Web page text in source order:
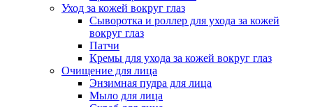
Уход за кожей вокруг глаз
Сыворотка и роллер для ухода за кожей
вокруг глаз
Патчи
Кремы для ухода за кожей вокруг глаз
Очищение для лица
Энзимная пудра для лица
Мыло для лица